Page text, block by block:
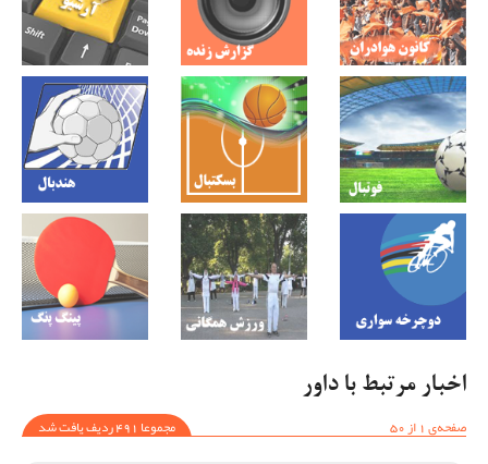
اخبار مرتبط با داور
صفحه‌ی 1 از 50
مجموعا 491 ردیف یافت شد